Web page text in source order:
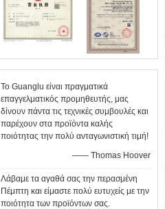
Το Guanglu είναι πραγματικά
επαγγελματικός προμηθευτής, μας
δίνουν πάντα τις τεχνικές συμβουλές και
παρέχουν στα προϊόντα καλής
ποιότητας την πολύ ανταγωνιστική τιμή!
—— Thomas Hoover
Λάβαμε τα αγαθά σας την περασμένη
Πέμπτη και είμαστε πολύ ευτυχείς με την
ποιότητα των προϊόντων σας.